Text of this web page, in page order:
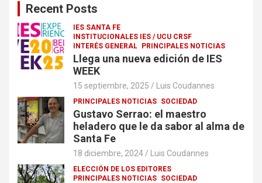
Recent Posts
IES SANTA FE
INSTITUCIONALES IES / UCU CRSF
INTERÉS GENERAL PRINCIPALES NOTICIAS
Llega una nueva edición de IES
WEEK
15 septiembre, 2025 Luis Coudannes
PRINCIPALES NOTICIAS SOCIEDAD
Gustavo Serrao: el maestro
heladero que le da sabor al alma de
Santa Fe
18 diciembre, 2024 Luis Coudannes
ELECCIÓN DE LOS EDITORES
PRINCIPALES NOTICIAS SOCIEDAD